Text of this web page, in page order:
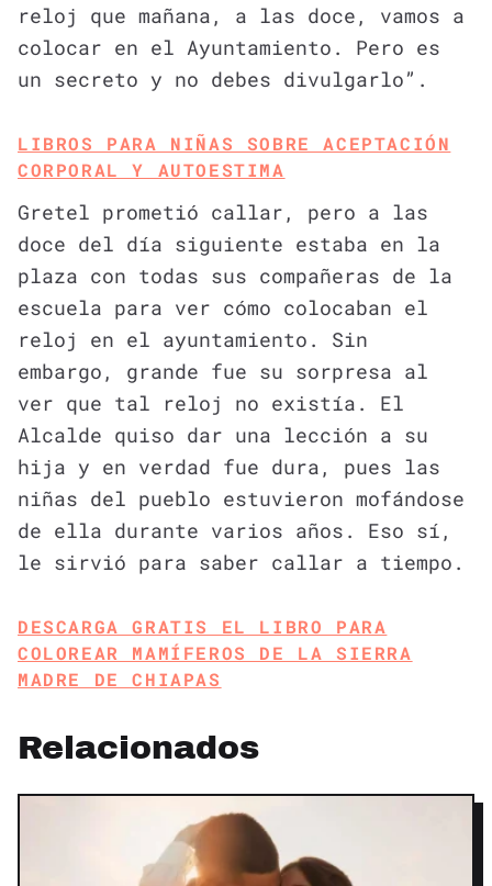
reloj que mañana, a las doce, vamos a
colocar en el Ayuntamiento. Pero es
un secreto y no debes divulgarlo”.
LIBROS PARA NIÑAS SOBRE ACEPTACIÓN
CORPORAL Y AUTOESTIMA
Gretel prometió callar, pero a las
doce del día siguiente estaba en la
plaza con todas sus compañeras de la
escuela para ver cómo colocaban el
reloj en el ayuntamiento. Sin
embargo, grande fue su sorpresa al
ver que tal reloj no existía. El
Alcalde quiso dar una lección a su
hija y en verdad fue dura, pues las
niñas del pueblo estuvieron mofándose
de ella durante varios años. Eso sí,
le sirvió para saber callar a tiempo.
DESCARGA GRATIS EL LIBRO PARA
COLOREAR MAMÍFEROS DE LA SIERRA
MADRE DE CHIAPAS
Relacionados